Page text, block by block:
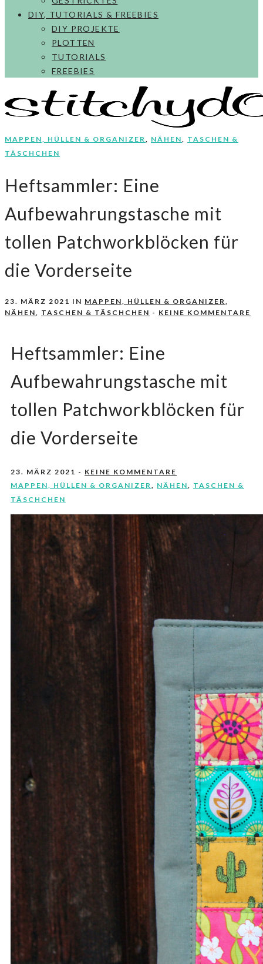
DIY, TUTORIALS & FREEBIES
DIY PROJEKTE
PLOTTEN
TUTORIALS
FREEBIES
stitchydoo
Nähen, Häkeln, Selbermachen.
MAPPEN, HÜLLEN & ORGANIZER, NÄHEN, TASCHEN &
TÄSCHCHEN
Heftsammler: Eine
Aufbewahrungstasche mit
tollen Patchworkblöcken für
die Vorderseite
23. MÄRZ 2021 IN MAPPEN, HÜLLEN & ORGANIZER,
NÄHEN, TASCHEN & TÄSCHCHEN - KEINE KOMMENTARE
Heftsammler: Eine
Aufbewahrungstasche mit
tollen Patchworkblöcken für
die Vorderseite
23. MÄRZ 2021 - KEINE KOMMENTARE
MAPPEN, HÜLLEN & ORGANIZER
NÄHEN
TASCHEN &
TÄSCHCHEN